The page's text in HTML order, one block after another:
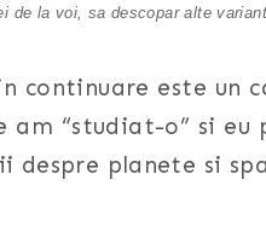
de la voi, sa descopar alte
continuare este un
“studiat-o” si eu
planete si